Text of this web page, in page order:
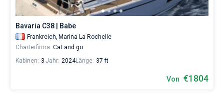
Bavaria C38 | Babe
Frankreich, Marina La Rochelle
Charterfirma: Cat and go
Kabinen: 3 Jahr: 2024Länge: 37 ft
Von €1804